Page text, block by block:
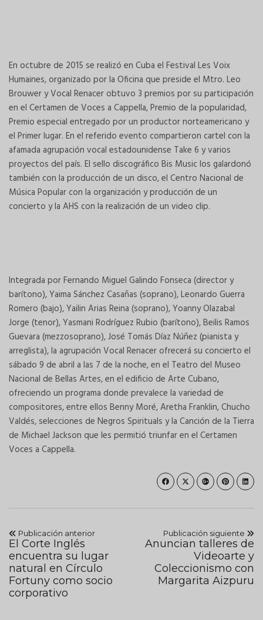
En octubre de 2015 se realizó en Cuba el Festival Les Voix
Humaines, organizado por la Oficina que preside el Mtro. Leo
Brouwer y Vocal Renacer obtuvo 3 premios por su participación
en el Certamen de Voces a Cappella, Premio de la popularidad,
Premio especial entregado por un productor norteamericano y
el Primer lugar. En el referido evento compartieron cartel con la
afamada agrupación vocal estadounidense Take 6 y varios
proyectos del país. El sello discográfico Bis Music los galardonó
también con la producción de un disco, el Centro Nacional de
Música Popular con la organización y producción de un
concierto y la AHS con la realización de un video clip.
Integrada por Fernando Miguel Galindo Fonseca (director y
barítono), Yaima Sánchez Casañas (soprano), Leonardo Guerra
Romero (bajo), Yailin Arias Reina (soprano), Yoanny Olazabal
Jorge (tenor), Yasmani Rodríguez Rubio (barítono), Beilis Ramos
Guevara (mezzosoprano), José Tomás Díaz Núñez (pianista y
arreglista), la agrupación Vocal Renacer ofrecerá su concierto el
sábado 9 de abril a las 7 de la noche, en el Teatro del Museo
Nacional de Bellas Artes, en el edificio de Arte Cubano,
ofreciendo un programa donde prevalece la variedad de
compositores, entre ellos Benny Moré, Aretha Franklin, Chucho
Valdés, selecciones de Negros Spirituals y la Canción de la Tierra
de Michael Jackson que les permitió triunfar en el Certamen
Voces a Cappella.
Publicación anterior
El Corte Inglés
encuentra su lugar
natural en Círculo
Fortuny como socio
corporativo
Publicación siguiente
Anuncian talleres de
Videoarte y
Coleccionismo con
Margarita Aizpuru